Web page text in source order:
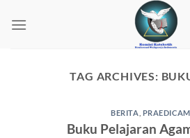
TAG ARCHIVES:
BERITA
Buku Pelajaran